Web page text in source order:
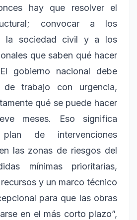
hay que resolver el
convocar a los
la sociedad civil y a los
que saben qué hacer
gobierno nacional debe
de trabajo con urgencia,
qué se puede hacer
meses. Eso significa
de intervenciones
las zonas de riesgos del
mínimas prioritarias,
y un marco técnico
para que las obras
en el más corto plazo”,